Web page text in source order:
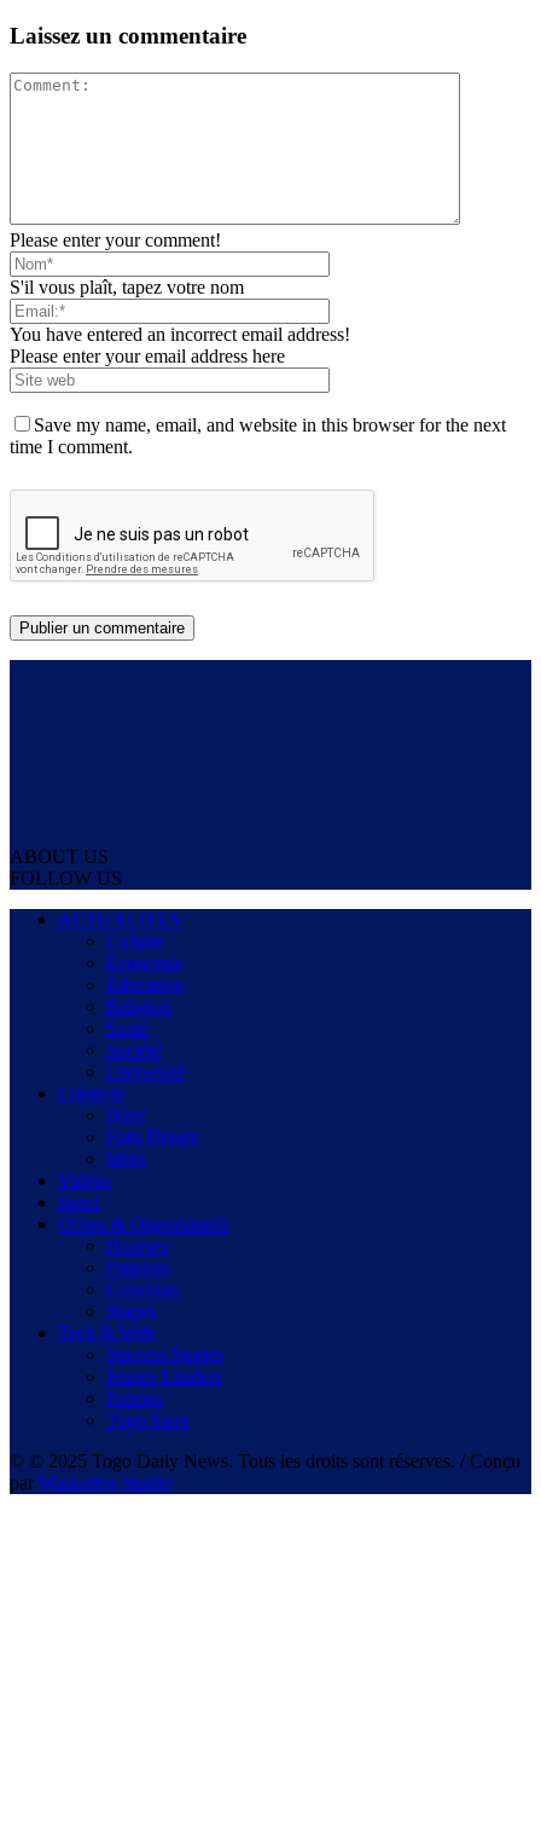
Laissez un commentaire
Please enter your comment!
S'il vous plaît, tapez votre nom
You have entered an incorrect email address!
Please enter your email address here
Save my name, email, and website in this browser for the next
time I comment.
ABOUT US
FOLLOW US
ACTUALITES
Culture
Economie
Education
Religion
Santé
Société
Université
Lifestyle
Buzz
Faits Divers
Idées
Vidéos
Sport
Offres & Opportunités
Bourses
Emplois
Concours
Stages
Tech & Web
Success Stories
Jeunes Leaders
Patrons
Togo Stars
© © 2025 Togo Daily News. Tous les droits sont réserves. / Conçu
par Warketing Studio